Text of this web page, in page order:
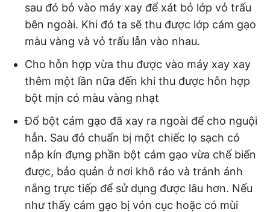
sau đó bỏ vào máy xay để xát bỏ lớp vỏ trấu
bên ngoài. Khi đó ta sẽ thu được lớp cám gạo
màu vàng và vỏ trấu lẫn vào nhau.
Cho hỗn hợp vừa thu được vào máy xay xay
thêm một lần nữa đến khi thu được hỗn hợp
bột mịn có màu vàng nhạt
Đổ bột cám gạo đã xay ra ngoài để cho nguội
hẳn. Sau đó chuẩn bị một chiếc lọ sạch có
nắp kín đựng phần bột cám gạo vừa chế biến
được, bảo quản ở nơi khô ráo và tránh ánh
nắng trực tiếp để sử dụng được lâu hơn. Nếu
như thấy cám gạo bị vón cục hoặc có mùi